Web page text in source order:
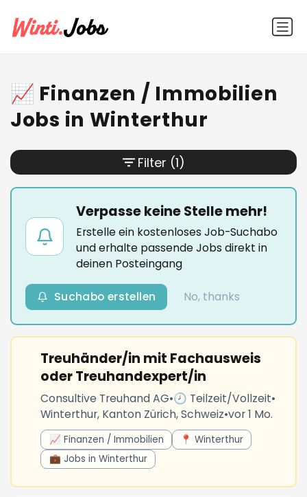
📈 Finanzen / Immobilien
Jobs in Winterthur
Verpasse keine Stelle mehr!
Erstelle ein kostenloses Job-Suchabo
und erhalte passende Jobs direkt in
deinen Posteingang
No, thanks
Suchabo erstellen
Treuhänder/in mit Fachausweis
oder Treuhandexpert/in
Consultive Treuhand AG•🕗 Teilzeit/Vollzeit•
Winterthur, Kanton Zürich, Schweiz•vor 1 Mo.
📈 Finanzen / Immobilien
📍 Winterthur
💼 Jobs in Winterthur
Filter (1)